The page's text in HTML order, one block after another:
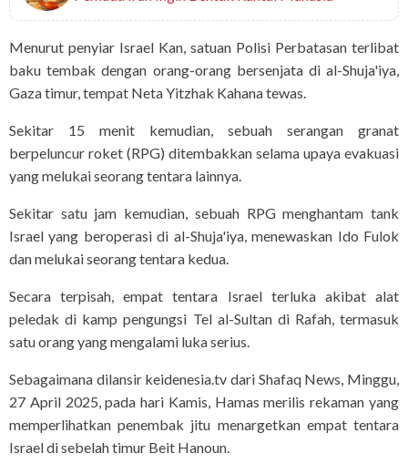
Menurut penyiar Israel Kan, satuan Polisi Perbatasan terlibat
baku tembak dengan orang-orang bersenjata di al-Shuja'iya,
Gaza timur, tempat Neta Yitzhak Kahana tewas.
Sekitar 15 menit kemudian, sebuah serangan granat
berpeluncur roket (RPG) ditembakkan selama upaya evakuasi
yang melukai seorang tentara lainnya.
Sekitar satu jam kemudian, sebuah RPG menghantam tank
Israel yang beroperasi di al-Shuja'iya, menewaskan Ido Fulok
dan melukai seorang tentara kedua.
Secara terpisah, empat tentara Israel terluka akibat alat
peledak di kamp pengungsi Tel al-Sultan di Rafah, termasuk
satu orang yang mengalami luka serius.
Sebagaimana dilansir keidenesia.tv dari Shafaq News, Minggu,
27 April 2025, pada hari Kamis, Hamas merilis rekaman yang
memperlihatkan penembak jitu menargetkan empat tentara
Israel di sebelah timur Beit Hanoun.